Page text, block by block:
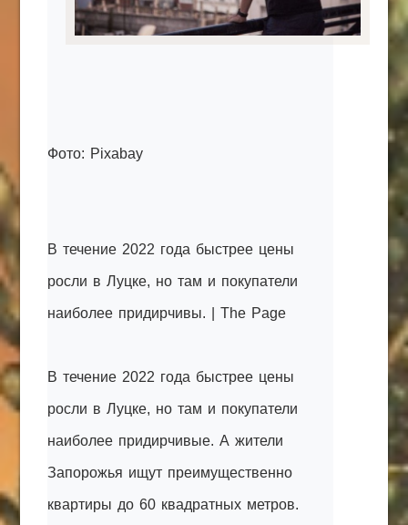
yrikf40@gmail.com
Фото: Pixabay
В течение 2022 года быстрее цены
росли в Луцке, но там и покупатели
наиболее придирчивы. | The Page
В течение 2022 года быстрее цены
росли в Луцке, но там и покупатели
наиболее придирчивые. А жители
Запорожья ищут преимущественно
квартиры до 60 квадратных метров.